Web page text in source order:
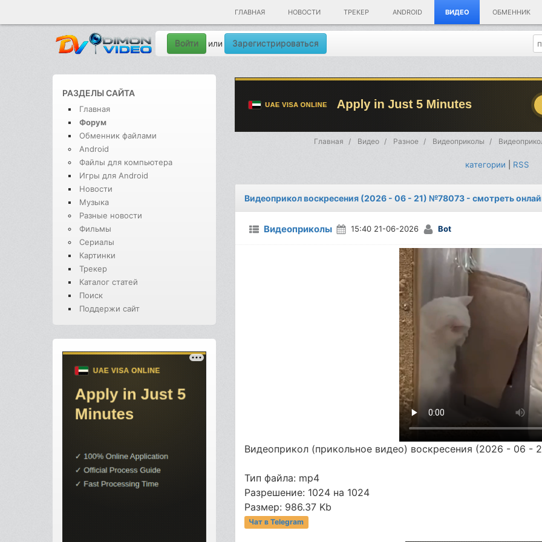
ГЛАВНАЯ НОВОСТИ ТРЕКЕР ANDROID ВИДЕО ОБМЕННИК
Войти или Зарегистрироваться
РАЗДЕЛЫ САЙТА
Главная
Форум
Обменник файлами
Android
Файлы для компьютера
Игры для Android
Новости
Музыка
Разные новости
Фильмы
Сериалы
Картинки
Трекер
Каталог статей
Поиск
Поддержи сайт
Главная Видео Разное Видеоприколы
категории RSS
Видеоприкол воскресения (2026 - 06 - 21) №78073 - смотреть
Видеоприколы 15:40 21-06-2026 Bot
Видеоприкол (прикольное видео) воскресения (2026 - 06 -
Тип файла: mp4
Разрешение: 1024 на 1024
Размер: 986.37 Kb
Чат в Telegram